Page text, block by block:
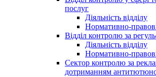
послуг
Діяльність відділу
Нормативно-
Відділ контролю за
Діяльність відділу
Нормативно-
Сектор контролю за
дотриманням